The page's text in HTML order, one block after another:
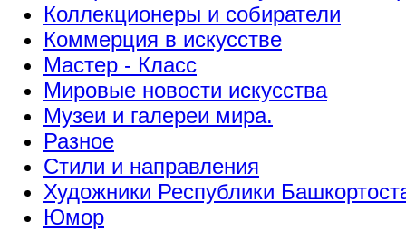
Коллекционеры и собиратели
Коммерция в искусстве
Мастер - Класс
Мировые новости искусства
Музеи и галереи мира.
Разное
Стили и направления
Художники Республики
Юмор